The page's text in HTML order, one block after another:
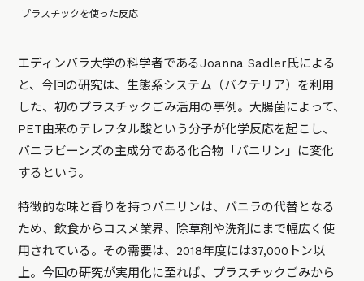
プラスチックを使った反応
エディンバラ大学の科学者であるJoanna Sadler氏による
と、今回の研究は、生態系システム（バクテリア）を利用
した、初のプラスチックごみ活用の事例。大腸菌によって、
PET由来のテレフタル酸という分子が化学反応を起こし、
バニラビーンズの主成分である化合物「バニリン」に変化
するという。
特徴的な味と香りを持つバニリンは、バニラの代替となる
ため、飲食からコスメ業界、除草剤や洗剤にまで幅広く使
用されている。その需要は、2018年度には37,000トン以
上。今回の研究が実用化に至れば、プラスチックごみから